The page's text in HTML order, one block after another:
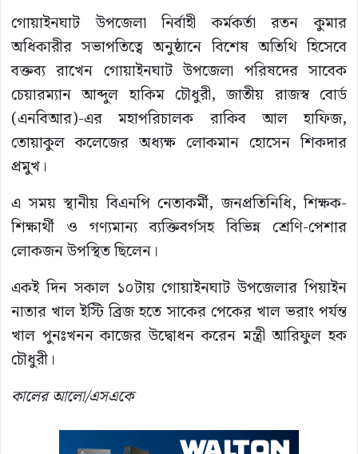
গোয়াইনঘাট উপজেলা নির্বাহী কর্মকর্তা রতন কুমার
অধিকারীর সভাপতিত্বে অনুষ্ঠানে বিশেষ অতিথি হিসেবে
বক্তব্য রাখেন গোয়াইনঘাট উপজেলা পরিষদের সাবেক
চেয়ারম্যান আব্দুল হাকিম চৌধুরী, জাতীয় রাজস্ব বোর্ড
(এনবিআর)-এর মহাপরিচালক রাকিব আল হাফিজ,
তোয়াকুল কলেজের অধ্যক্ষ লোকমান হোসেন শিকদার
প্রমুখ।
এ সময় স্থানীয় বিএনপি নেতাকর্মী, জনপ্রতিনিধি, শিক্ষক-
শিক্ষার্থী ও গণ্যমান্য ব্যক্তিবর্গসহ বিভিন্ন শ্রেণি-পেশার
লোকজন উপস্থিত ছিলেন।
একই দিন সকাল ১০টায় গোয়াইনঘাট উপজেলার পিয়াইন
নাতার খাল ইস্টি ব্রিজ হতে সাকের পেকের খাল ভরাং পর্যন্ত
খাল পুনঃখনন কাজের উদ্বোধন করেন মন্ত্রী আরিফুল হক
চৌধুরী।
কালের আলো/এসএকে